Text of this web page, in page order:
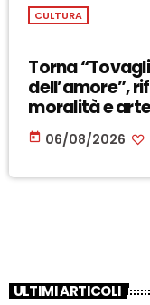
CULTURA
Torna
dell’amore”,
moralità e arte
today 06/08/2026
ULTIMI ARTICOLI